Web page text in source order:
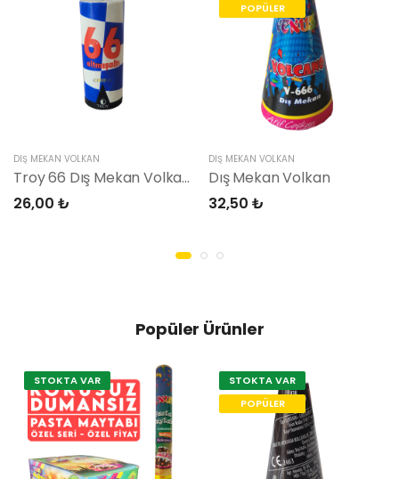
DIŞ MEKAN VOLKAN
Troy 66 Dış Mekan Volkan
26,00 ₺
POPÜLER
DIŞ MEKAN VOLKAN
Dış Mekan Volkan
32,50 ₺
Popüler Ürünler
STOKTA VAR
STOKTA VAR
POPÜLER